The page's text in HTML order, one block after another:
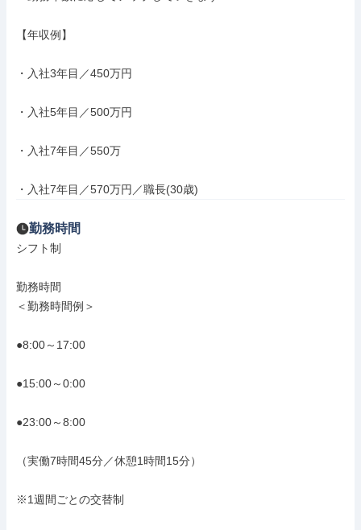
【年収例】
・入社3年目／450万円
・入社5年目／500万円
・入社7年目／550万
・入社7年目／570万円／職長(30歳)
勤務時間
シフト制
勤務時間
＜勤務時間例＞
●8:00～17:00
●15:00～0:00
●23:00～8:00
（実働7時間45分／休憩1時間15分）
※1週間ごとの交替制